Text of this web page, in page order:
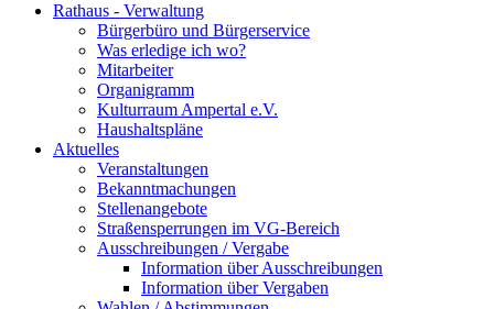
Rathaus - Verwaltung
Bürgerbüro und Bürgerservice
Was erledige ich wo?
Mitarbeiter
Organigramm
Kulturraum Ampertal e.V.
Haushaltspläne
Aktuelles
Veranstaltungen
Bekanntmachungen
Stellenangebote
Straßensperrungen im VG-Bereich
Ausschreibungen / Vergabe
Information über Ausschreibungen
Information über Vergaben